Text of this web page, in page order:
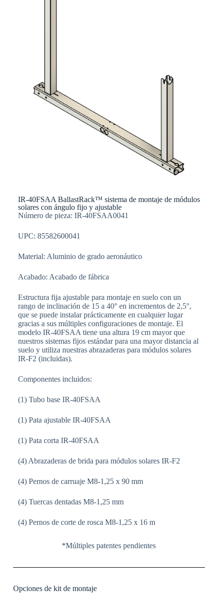
IR-40FSAA BallastRack™ sistema de montaje de módulos
solares con ángulo fijo y ajustable
Número de pieza: IR-40FSAA0041
UPC: 85582600041
Material: Aluminio de grado aeronáutico
Acabado: Acabado de fábrica
Estructura fija ajustable para montaje en suelo con un
rango de inclinación de 15 a 40° en incrementos de 2,5°,
que se puede instalar prácticamente en cualquier lugar
gracias a sus múltiples configuraciones de montaje. El
modelo IR-40FSAA tiene una altura 19 cm mayor que
nuestros sistemas fijos estándar para una mayor distancia al
suelo y utiliza nuestras abrazaderas para módulos solares
IR-F2 (incluidas).
Componentes incluidos:
(1) Tubo base IR-40FSAA
(1) Pata ajustable IR-40FSAA
(1) Pata corta IR-40FSAA
(4) Abrazaderas de brida para módulos solares IR-F2
(4) Pernos de carruaje M8-1,25 x 90 mm
(4) Tuercas dentadas M8-1,25 mm
(4) Pernos de corte de rosca M8-1,25 x 16 m
*Múltiples patentes pendientes
Opciones de kit de montaje